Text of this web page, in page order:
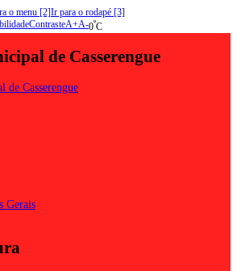
o menu [2]Ir para o rodapé [3]
ContrasteA+A-0ºC
de Casserengue
Gerais